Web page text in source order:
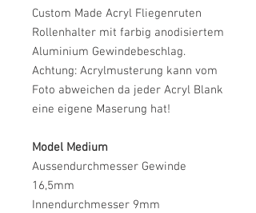
Custom Made Acryl Fliegenruten
Rollenhalter mit farbig anodisiertem
Aluminium Gewindebeschlag.
Achtung: Acrylmusterung kann vom
Foto abweichen da jeder Acryl Blank
eine eigene Maserung hat!
Model Medium
Aussendurchmesser Gewinde
16,5mm
Innendurchmesser 9mm